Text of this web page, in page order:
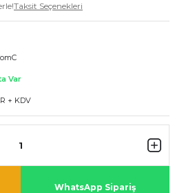
Taksit Seçenekleri
Var
+ KDV
WhatsApp Sipariş